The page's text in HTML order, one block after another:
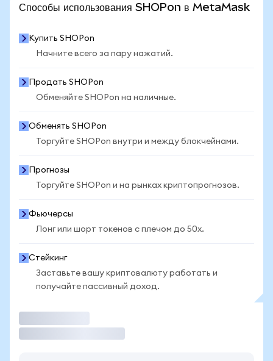
Способы использования SHOPon в MetaMask
Купить SHOPon
Начните всего за пару нажатий.
Продать SHOPon
Обменяйте SHOPon на наличные.
Обменять SHOPon
Торгуйте SHOPon внутри и между блокчейнами.
Прогнозы
Торгуйте SHOPon и на рынках криптопрогнозов.
Фьючерсы
Лонг или шорт токенов с плечом до 50x.
Стейкинг
Заставьте вашу криптовалюту работать и
получайте пассивный доход.